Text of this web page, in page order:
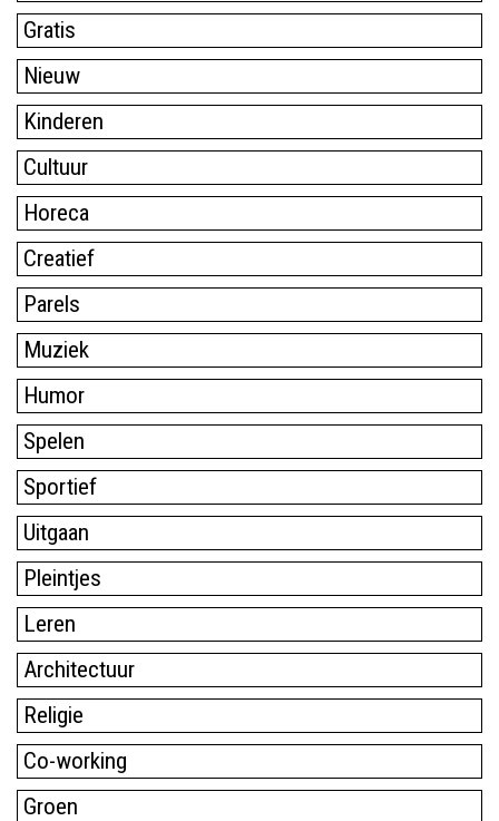
Gratis
Nieuw
Kinderen
Cultuur
Horeca
Creatief
Parels
Muziek
Humor
Spelen
Sportief
Uitgaan
Pleintjes
Leren
Architectuur
Religie
Co-working
Groen